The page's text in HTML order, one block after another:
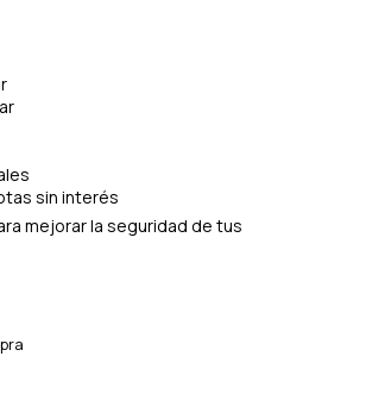
sin interés
mejorar la seguridad de tus